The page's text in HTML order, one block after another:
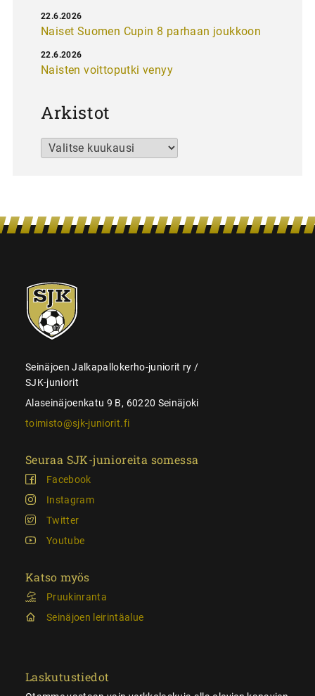
Naiset Suomen Cupin 8 parhaan joukkoon
22.6.2026
Naisten voittoputki venyy
22.6.2026
Arkistot
Arkistot
SJK-
juniorit
Seinäjoen Jalkapallokerho-juniorit ry /
SJK-juniorit
Alaseinäjoenkatu 9 B, 60220 Seinäjoki
toimisto@sjk-juniorit.fi
Seuraa SJK-junioreita somessa
Facebook
Instagram
Twitter
Youtube
Katso myös
Pruukinranta
Seinäjoen leirintäalue
Laskutustiedot